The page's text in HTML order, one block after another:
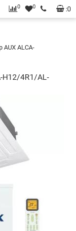
:0
0 0
ALCA-
H12/4R1/AL-